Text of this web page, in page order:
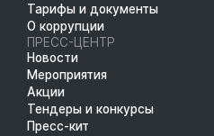
Тарифы и документы
О коррупции
ПРЕСС-ЦЕНТР
Новости
Мероприятия
Акции
Тендеры и конкурсы
Пресс-кит